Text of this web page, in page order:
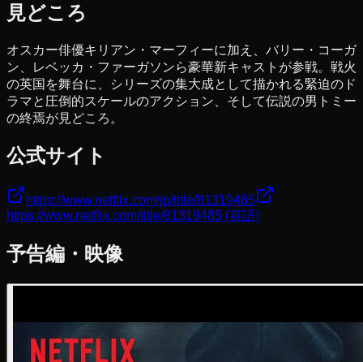
見どころ
オスカー俳優キリアン・マーフィーに加え、バリー・コーガ
ン、レベッカ・ファーガソンら豪華新キャストが参戦。戦火
の英国を舞台に、シリーズの集大成として描かれる緊迫のド
ラマと圧倒的スケールのアクション、そして伝説の男トミー
の終焉が見どころ。
公式サイト
https://www.netflix.com/jp/title/81319485
https://www.netflix.com/title/81319485 (英語)
予告編・映像